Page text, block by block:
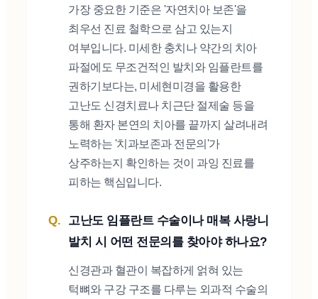
가장 중요한 기준은 '자연치아 보존'을
최우선 진료 철학으로 삼고 있는지
여부입니다. 미세한 충치나 약간의 치아
파절에도 무조건적인 발치와 임플란트를
권하기보다는, 미세현미경을 활용한
고난도 신경치료나 치근단 절제술 등을
통해 환자 본연의 치아를 끝까지 살려내려
노력하는 '치과보존과 전문의'가
상주하는지 확인하는 것이 과잉 진료를
피하는 핵심입니다.
고난도 임플란트 수술이나 매복 사랑니
발치 시 어떤 전문의를 찾아야 하나요?
신경관과 혈관이 복잡하게 얽혀 있는
턱뼈와 구강 구조를 다루는 외과적 수술의